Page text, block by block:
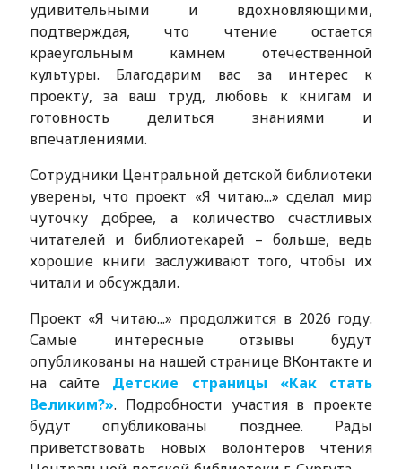
удивительными и вдохновляющими,
подтверждая, что чтение остается
краеугольным камнем отечественной
культуры. Благодарим вас за интерес к
проекту, за ваш труд, любовь к книгам и
готовность делиться знаниями и
впечатлениями.
Сотрудники Центральной детской библиотеки
уверены, что проект «Я читаю...» сделал мир
чуточку добрее, а количество счастливых
читателей и библиотекарей – больше, ведь
хорошие книги заслуживают того, чтобы их
читали и обсуждали.
Проект «Я читаю...» продолжится в 2026 году.
Самые интересные отзывы будут
опубликованы на нашей странице ВКонтакте и
на сайте Детские страницы «Как стать
Великим?». Подробности участия в проекте
будут опубликованы позднее. Рады
приветствовать новых волонтеров чтения